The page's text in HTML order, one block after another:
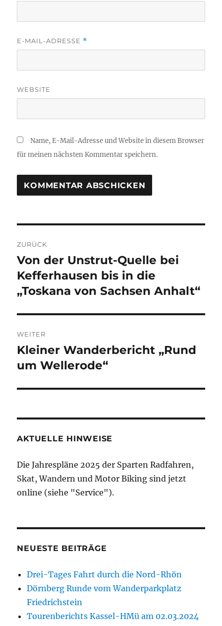
E-MAIL-ADRESSE *
WEBSITE
Name, E-Mail-Adresse und Website in diesem Browser
für meinen nächsten Kommentar speichern.
ZURÜCK
Vorheriger
Beitrag:
Von der Unstrut-Quelle bei
Kefferhausen bis in die
„Toskana von Sachsen Anhalt“
WEITER
Nächster
Beitrag:
Kleiner Wanderbericht „Rund
um Wellerode“
AKTUELLE HINWEISE
Die Jahrespläne 2025 der Sparten Radfahren,
Skat, Wandern und Motor Biking sind jetzt
online (siehe "Service").
NEUESTE BEITRÄGE
Drei-Tages Fahrt durch die Nord-Rhön
Dörnberg Runde vom Wanderparkplatz
Friedrichstein
Tourenberichts Kassel-HMü am 02.03.2024